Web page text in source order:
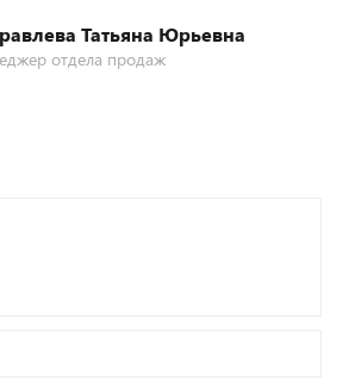
Татьяна Юрьевна
отдела продаж